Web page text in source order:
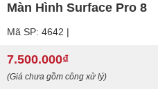
Màn Hình Surface Pro 8
Mã SP: 4642 |
7.500.000₫
(Giá chưa gồm công xử lý)